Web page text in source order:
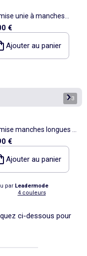
unie à manches
€
Ajouter au panier
1/3
manches longues -
€
Ajouter au panier
par Leadermode
4 couleurs
ci-dessous pour